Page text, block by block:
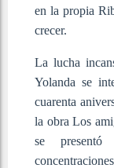
en la propia
crecer.
La lucha
Yolanda se
cuarenta
la obra Los
se